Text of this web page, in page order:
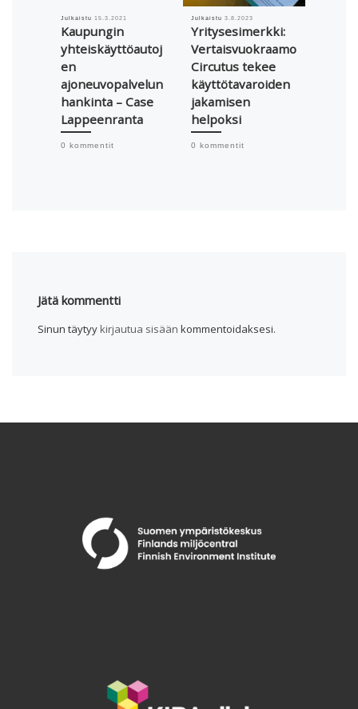
Julkaistu15.3.2021
Kaupungin
yhteiskäyttöautoj
en
ajoneuvopalvelun
hankinta – Case
Lappeenranta
0 kommentit
Julkaistu3.8.2023
Yritysesimerkki:
Vertaisvuokraamo
Circutus tekee
käyttötavaroiden
jakamisen
helpoksi
0 kommentit
Jätä kommentti
Sinun täytyy kirjautua sisään kommentoidaksesi.